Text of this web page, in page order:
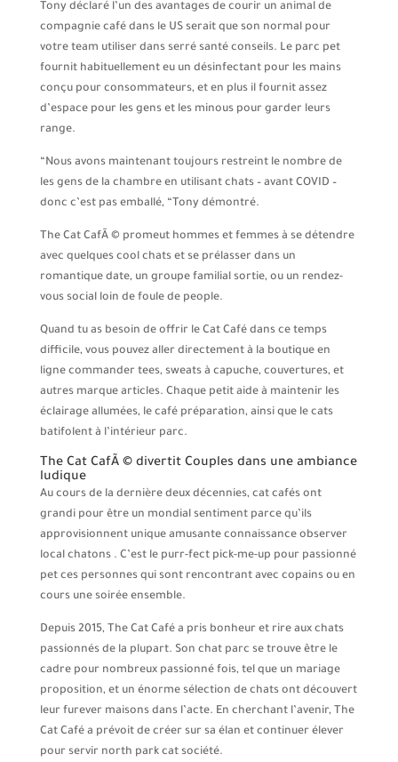
Tony déclaré l’un des avantages de courir un animal de
compagnie café dans le US serait que son normal pour
votre team utiliser dans serré santé conseils. Le parc pet
fournit habituellement eu un désinfectant pour les mains
conçu pour consommateurs, et en plus il fournit assez
d’espace pour les gens et les minous pour garder leurs
range.
“Nous avons maintenant toujours restreint le nombre de
les gens de la chambre en utilisant chats – avant COVID –
donc c’est pas emballé, “Tony démontré.
The Cat CafÃ © promeut hommes et femmes à se détendre
avec quelques cool chats et se prélasser dans un
romantique date, un groupe familial sortie, ou un rendez-
vous social loin de foule de people.
Quand tu as besoin de offrir le Cat Café dans ce temps
difficile, vous pouvez aller directement à la boutique en
ligne commander tees, sweats à capuche, couvertures, et
autres marque articles. Chaque petit aide à maintenir les
éclairage allumées, le café préparation, ainsi que le cats
batifolent à l’intérieur parc.
The Cat CafÃ © divertit Couples dans une ambiance
ludique
Au cours de la dernière deux décennies, cat cafés ont
grandi pour être un mondial sentiment parce qu’ils
approvisionnent unique amusante connaissance observer
local chatons . C’est le purr-fect pick-me-up pour passionné
pet ces personnes qui sont rencontrant avec copains ou en
cours une soirée ensemble.
Depuis 2015, The Cat Café a pris bonheur et rire aux chats
passionnés de la plupart. Son chat parc se trouve être le
cadre pour nombreux passionné fois, tel que un mariage
proposition, et un énorme sélection de chats ont découvert
leur furever maisons dans l’acte. En cherchant l’avenir, The
Cat Café a prévoit de créer sur sa élan et continuer élever
pour servir north park cat société.